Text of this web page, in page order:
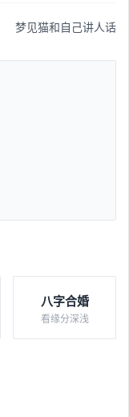
梦见猫和自己讲人话
八字合婚
看缘分深浅